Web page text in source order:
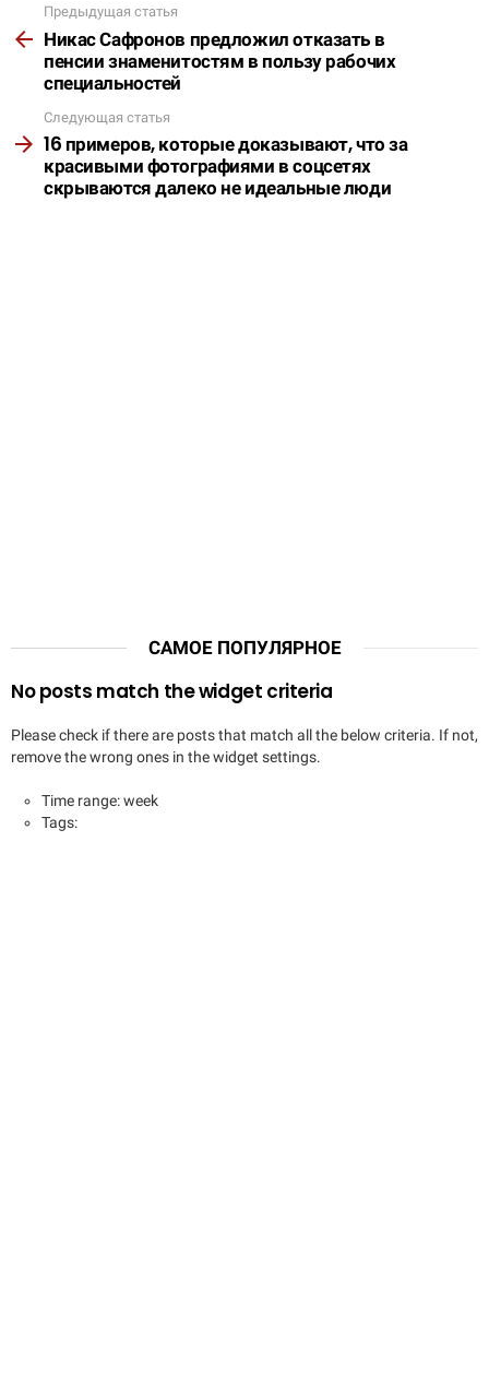
Подробнее
Предыдущая статья
Никас Сафронов предложил отказать в
пенсии знаменитостям в пользу рабочих
специальностей
Следующая статья
16 примеров, которые доказывают, что за
красивыми фотографиями в соцсетях
скрываются далеко не идеальные люди
САМОЕ ПОПУЛЯРНОЕ
No posts match the widget criteria
Please check if there are posts that match all the below criteria. If not,
remove the wrong ones in the widget settings.
Time range: week
Tags: